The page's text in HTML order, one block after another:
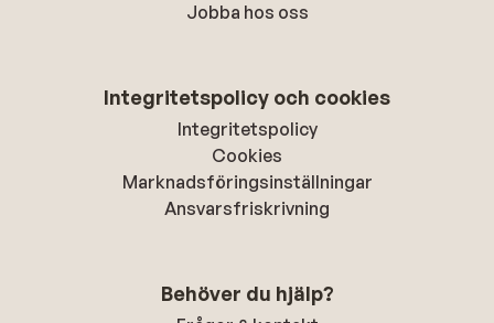
Jobba hos oss
Integritetspolicy och cookies
Integritetspolicy
Cookies
Marknadsföringsinställningar
Ansvarsfriskrivning
Behöver du hjälp?